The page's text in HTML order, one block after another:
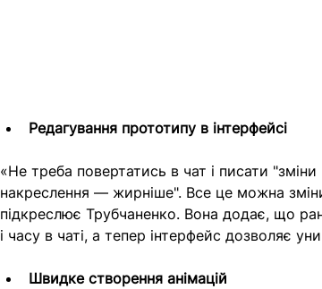
Редагування прототипу в інтерфейсі
«Не треба повертатись в чат і писати
накреслення — жирніше". Все це можна
підкреслює Трубчаненко. Вона додає, що
і часу в чаті, а тепер інтерфейс дозволяє
Швидке створення анімацій